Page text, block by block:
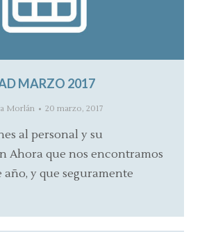
MARZO 2017
Morlán 20 marzo, 2017
al personal y su
Ahora que nos encontramos
y que seguramente